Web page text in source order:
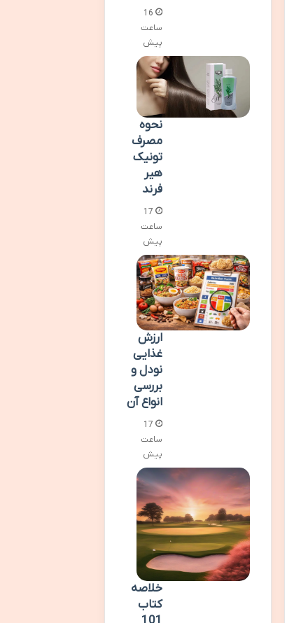
16
ساعت
پیش
نحوه
مصرف
تونیک
هیر
فرند
17
ساعت
پیش
ارزش
غذایی
نودل و
بررسی
انواع آن
17
ساعت
پیش
خلاصه
کتاب